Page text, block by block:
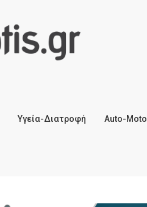
Υγεία-Διατροφή Auto-Moto